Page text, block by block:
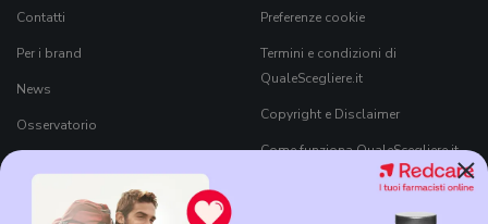
×
Contatti
Per i brand
News
Osservatorio
Black Friday 2026
Preferenze cookie
Termini e condizioni di
QualeScegliere.it
Copyright e Disclaimer
Come funziona QualeScegliere.it